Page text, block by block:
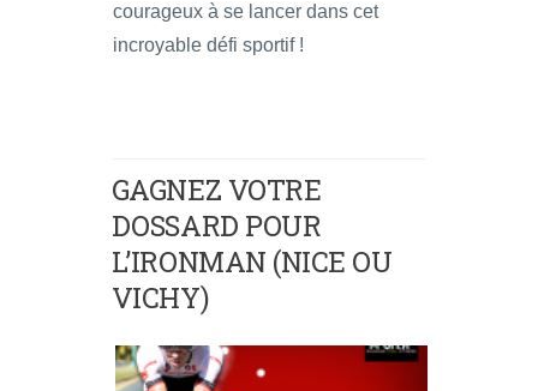
courageux à se lancer dans cet
incroyable défi sportif !
GAGNEZ VOTRE
DOSSARD POUR
L’IRONMAN (NICE OU
VICHY)